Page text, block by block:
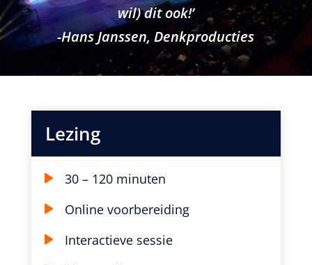
wil) dit ook!’
-Hans Janssen, Denkproducties
Lezing
30 – 120 minuten
Online voorbereiding
Interactieve sessie